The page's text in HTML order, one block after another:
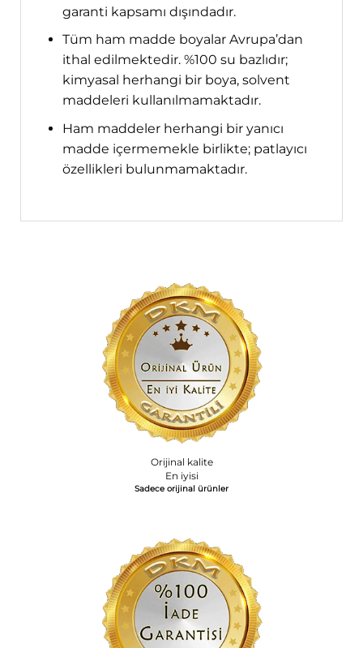
garanti kapsamı dışındadır.
Tüm ham madde boyalar Avrupa’dan
ithal edilmektedir. %100 su bazlıdır;
kimyasal herhangi bir boya, solvent
maddeleri kullanılmamaktadır.
Ham maddeler herhangi bir yanıcı
madde içermemekle birlikte; patlayıcı
özellikleri bulunmamaktadır.
Orijinal kalite
En iyisi
Sadece orijinal ürünler